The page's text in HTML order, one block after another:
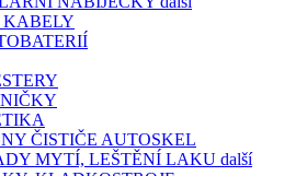
KABELY
ČISTIČE AUTOSKEL
MYTÍ, LEŠTĚNÍ LAKU další